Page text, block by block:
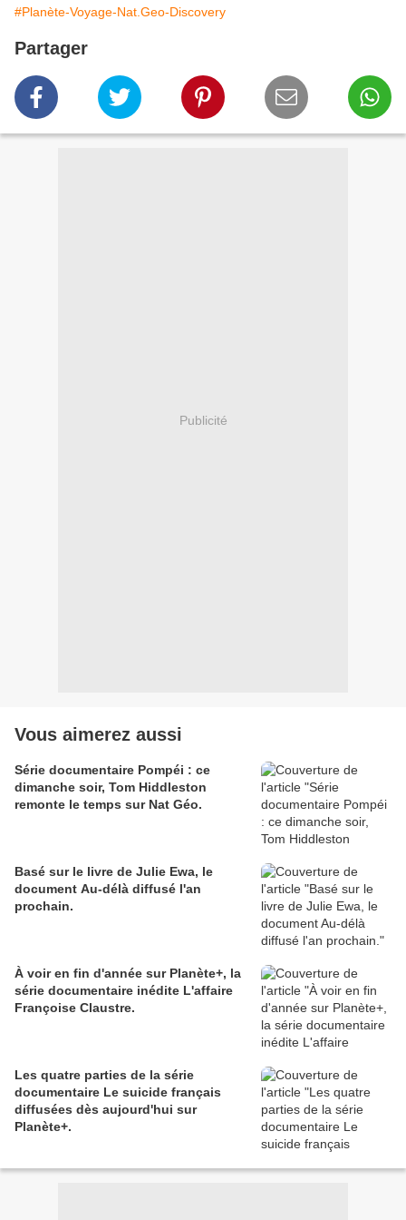
#Planète-Voyage-Nat.Geo-Discovery
Partager
Publicité
Vous aimerez aussi
Série documentaire Pompéi : ce
dimanche soir, Tom Hiddleston
remonte le temps sur Nat Géo.
Basé sur le livre de Julie Ewa, le
document Au-délà diffusé l'an
prochain.
À voir en fin d'année sur Planète+, la
série documentaire inédite L'affaire
Françoise Claustre.
Les quatre parties de la série
documentaire Le suicide français
diffusées dès aujourd'hui sur
Planète+.